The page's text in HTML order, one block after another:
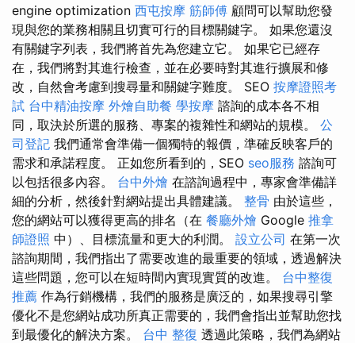
engine optimization 西屯按摩 筋師傅 顧問可以幫助您發
現與您的業務相關且切實可行的目標關鍵字。 如果您還沒
有關鍵字列表，我們將首先為您建立它。 如果它已經存
在，我們將對其進行檢查，並在必要時對其進行擴展和修
改，自然會考慮到搜尋量和關鍵字難度。 SEO 按摩證照考
試 台中精油按摩 外燴自助餐 學按摩 諮詢的成本各不相
同，取決於所選的服務、專案的複雜性和網站的規模。 公
司登記 我們通常會準備一個獨特的報價，準確反映客戶的
需求和承諾程度。 正如您所看到的，SEO seo服務 諮詢可
以包括很多內容。 台中外燴 在諮詢過程中，專家會準備詳
細的分析，然後針對網站提出具體建議。 整骨 由於這些，
您的網站可以獲得更高的排名（在 餐廳外燴 Google 推拿
師證照 中）、目標流量和更大的利潤。 設立公司 在第一次
諮詢期間，我們指出了需要改進的最重要的領域，透過解決
這些問題，您可以在短時間內實現實質的改進。 台中整復
推薦 作為行銷機構，我們的服務是廣泛的，如果搜尋引擎
優化不是您網站成功所真正需要的，我們會指出並幫助您找
到最優化的解決方案。 台中 整復 透過此策略，我們為網站